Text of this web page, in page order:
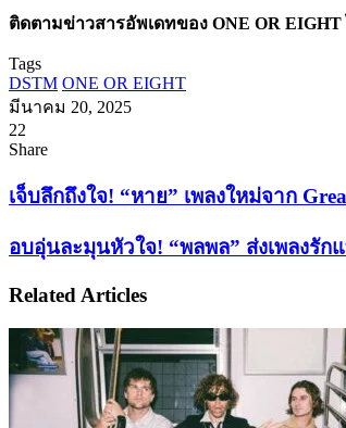
ติดตามข่าวสารอัพเดทของ ONE OR
Tags
DSTM ONE OR EIGHT
มีนาคม 20, 2025
22
Facebook
X
Tumblr
Messenger
Messenger
Line
Share
via
Email
เจ็บ
ถึงใจ!
เพลง
ใหม่
จาก
Greasy
เจ็บลึกถึงใจ! “หาย” เพลงใหม่จาก
อบอุ่น
หัวใจ!
“พลพล”
ส่ง
เพลง
อบอุ่นละมุนหัวใจ! “พลพล” ส่งเพลงรั
Related Articles